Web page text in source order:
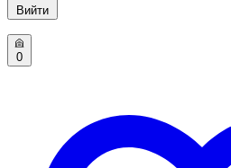
Вийти
0